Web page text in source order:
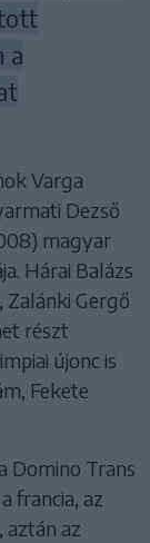
a
Varga
Dezső
magyar
Hárai Balázs
Gergő
részt
újonc is
Fekete
Domino Trans
francia, az
aztán az